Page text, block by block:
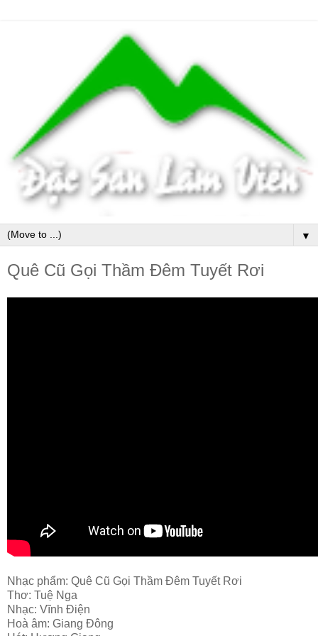
▼
Quê Cũ Gọi Thầm Đêm Tuyết Rơi
Nhạc phẩm: Quê Cũ Gọi Thầm Đêm Tuyết Rơi
Thơ: Tuệ Nga
Nhạc: Vĩnh Điện
Hoà âm: Giang Đông